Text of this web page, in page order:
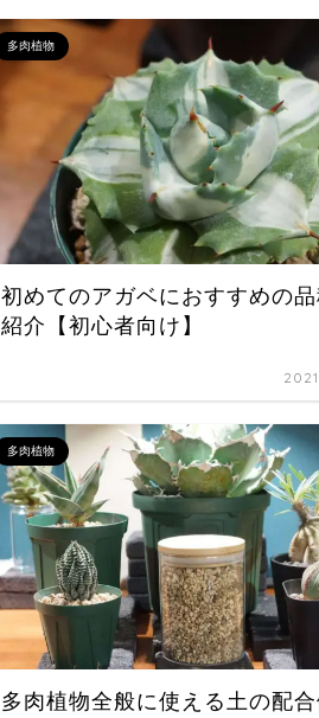
多肉植物
初めてのアガベにおすすめの
紹介【初心者向け】
多肉植物
多肉植物全般に使える土の配